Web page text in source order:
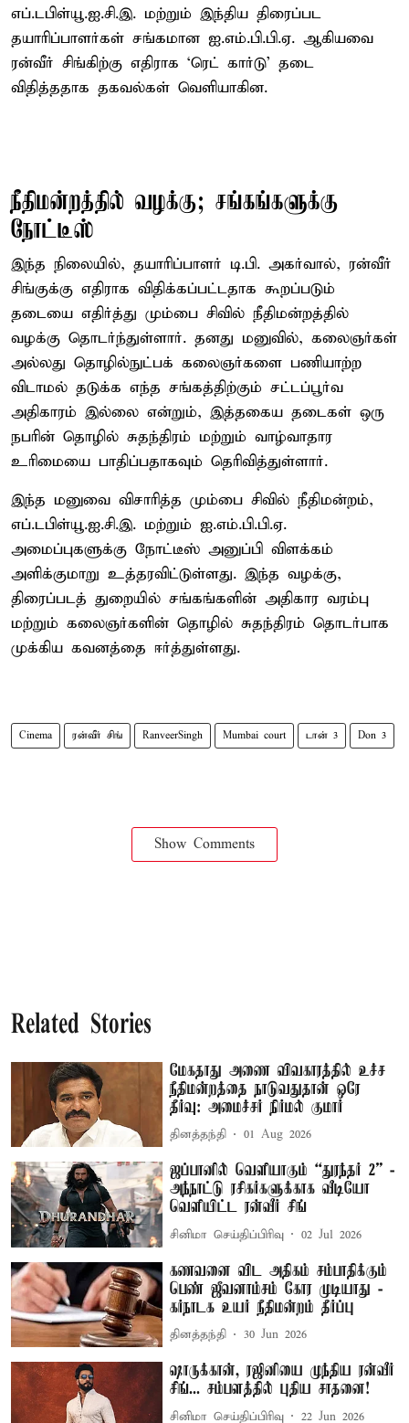
எப்.டபிள்யூ.ஐ.சி.இ. மற்றும் இந்திய திரைப்பட
தயாரிப்பாளர்கள் சங்கமான ஐ.எம்.பி.பி.ஏ. ஆகியவை
ரன்வீர் சிங்கிற்கு எதிராக ‘ரெட் கார்டு’ தடை
விதித்ததாக தகவல்கள் வெளியாகின.
நீதிமன்றத்தில் வழக்கு; சங்கங்களுக்கு
நோட்டீஸ்
இந்த நிலையில், தயாரிப்பாளர் டி.பி. அகர்வால், ரன்வீர்
சிங்குக்கு எதிராக விதிக்கப்பட்டதாக கூறப்படும்
தடையை எதிர்த்து மும்பை சிவில் நீதிமன்றத்தில்
வழக்கு தொடர்ந்துள்ளார். தனது மனுவில், கலைஞர்கள்
அல்லது தொழில்நுட்பக் கலைஞர்களை பணியாற்ற
விடாமல் தடுக்க எந்த சங்கத்திற்கும் சட்டப்பூர்வ
அதிகாரம் இல்லை என்றும், இத்தகைய தடைகள் ஒரு
நபரின் தொழில் சுதந்திரம் மற்றும் வாழ்வாதார
உரிமையை பாதிப்பதாகவும் தெரிவித்துள்ளார்.
இந்த மனுவை விசாரித்த மும்பை சிவில் நீதிமன்றம்,
எப்.டபிள்யூ.ஐ.சி.இ. மற்றும் ஐ.எம்.பி.பி.ஏ.
அமைப்புகளுக்கு நோட்டீஸ் அனுப்பி விளக்கம்
அளிக்குமாறு உத்தரவிட்டுள்ளது. இந்த வழக்கு,
திரைப்படத் துறையில் சங்கங்களின் அதிகார வரம்பு
மற்றும் கலைஞர்களின் தொழில் சுதந்திரம் தொடர்பாக
முக்கிய கவனத்தை ஈர்த்துள்ளது.
Cinema ரன்வீர் சிங் RanveerSingh Mumbai court டான் 3 Don 3
Show Comments
Related Stories
மேகதாது அணை விவகாரத்தில் உச்ச
நீதிமன்றத்தை நாடுவதுதான் ஒரே
தீர்வு: அமைச்சர் நிர்மல் குமார்
தினத்தந்தி 01 Aug 2026
ஜப்பானில் வெளியாகும் “துரந்தர் 2” -
அந்நாட்டு ரசிகர்களுக்காக வீடியோ
வெளியிட்ட ரன்வீர் சிங்
சினிமா செய்திப்பிரிவு 02 Jul 2026
கணவனை விட அதிகம் சம்பாதிக்கும்
பெண் ஜீவனாம்சம் கோர முடியாது -
கர்நாடக உயர் நீதிமன்றம் தீர்ப்பு
தினத்தந்தி 30 Jun 2026
ஷாருக்கான், ரஜினியை முந்திய ரன்வீர்
சிங்... சம்பளத்தில் புதிய சாதனை!
சினிமா செய்திப்பிரிவு 22 Jun 2026